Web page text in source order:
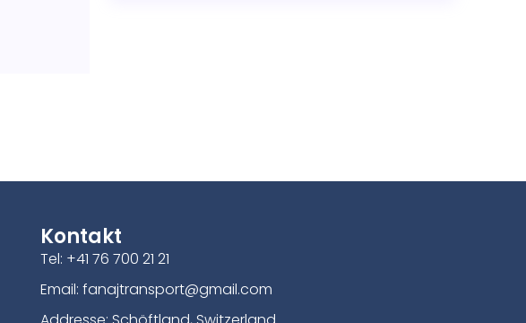
Kontakt
Tel: +41 76 700 21 21
Email: fanajtransport@gmail.com